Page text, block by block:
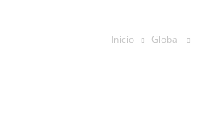
Inicio Global